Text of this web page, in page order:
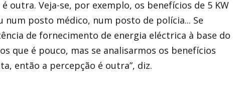
outra. Veja-se, por exemplo, os benefícios de 5 KW
num posto médico, num posto de polícia... Se
de fornecimento de energia eléctrica à base do
que é pouco, mas se analisarmos os benefícios
então a percepção é outra”, diz.